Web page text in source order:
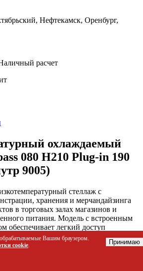
Нефтекамск, Оренбург,
расчет
охлаждаемый
080 H210 Plug-in 190
9005)
стеллаж с
хранения и мерчандайзинга
в торговых залах магазинов и
питания. Модель с встроенным
обеспечивает легкий доступ
сохраняя продукцию при стабильной
Вашим браузером.
cookie. Принимаю